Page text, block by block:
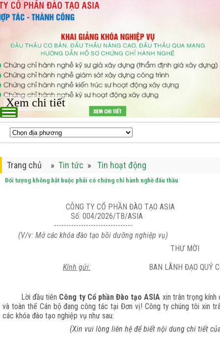
Xem chi tiết
Trang chủ » Tin tức » Tin hoạt động
Đối tượng không bắt buộc phải có chứng chỉ hành nghề đấu thầu
CÔNG TY CỔ PHẦN ĐÀO TẠO ASIA
Số: 004/2026/TB/ASIA
--------------------------------
(V/v: Mở các khóa đào tạo bồi dưỡng nghiệp vụ)
THƯ MỜI
Kính gửi:
BAN LÃNH ĐẠO QUÝ
Lời đầu tiên Công ty Cổ phần Đào tạo ASIA xin trân trọng kính
và toàn thể Cán bộ đang công tác tại Đơn vị! Công ty chúng tôi xin
các khóa đào tạo nghiệp vụ như sau:
(Xin vui lòng liên hệ để biết nội dung chi tiết